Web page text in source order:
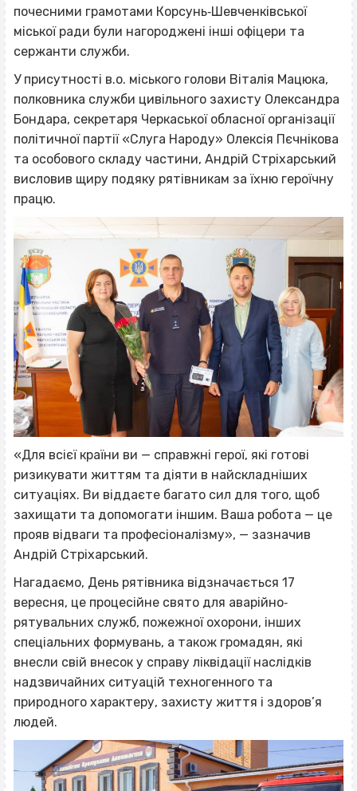
почесними грамотами Корсунь‐Шевченківської
міської ради були нагороджені інші офіцери та
сержанти служби.
У присутності в.о. міського голови Віталія Мацюка,
полковника служби цивільного захисту Олександра
Бондара, секретаря Черкаської обласної організації
політичної партії «Слуга Народу» Олексія Пєчнікова
та особового складу частини, Андрій Стріхарський
висловив щиру подяку рятівникам за їхню героїчну
працю.
«Для всієї країни ви — справжні герої, які готові
ризикувати життям та діяти в найскладніших
ситуаціях. Ви віддаєте багато сил для того, щоб
захищати та допомогати іншим. Ваша робота — це
прояв відваги та професіоналізму», — зазначив
Андрій Стріхарський.
Нагадаємо, День рятівника відзначається 17
вересня, це процесійне свято для аварійно‐
рятувальних служб, пожежної охорони, інших
спеціальних формувань, а також громадян, які
внесли свій внесок у справу ліквідації наслідків
надзвичайних ситуацій техногенного та
природного характеру, захисту життя і здоров’я
людей.